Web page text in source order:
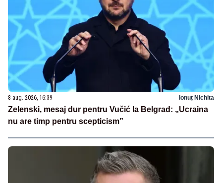
8 aug. 2026, 16:39 Ionuț Nichita
Zelenski, mesaj dur pentru Vučić la Belgrad: „Ucraina
nu are timp pentru scepticism”